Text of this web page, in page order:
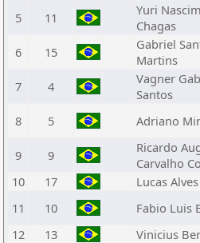
5
11
Yuri
Chagas
6 15
Gabriel
Martins
7 4
Vagner
Santos
8 5 Adriano
9 9
Ricardo
Carvalho
10
17 Lucas
11
10 Fabio Luis
12
13 Vinicius